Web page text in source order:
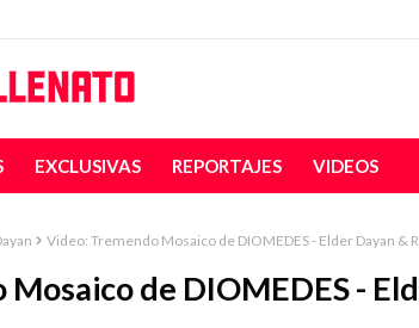
EXCLUSIVAS REPORTAJES VIDEOS
Video: Tremendo Mosaico de DIOMEDES - Elder Dayan &
de DIOMEDES -